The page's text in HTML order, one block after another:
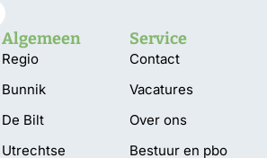
Algemeen
Regio
Bunnik
De Bilt
Utrechtse
Service
Contact
Vacatures
Over ons
Bestuur en pbo